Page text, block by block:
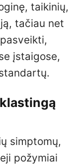
taikinių,
tačiau net
įstaigose,
simptomų,
požymiai